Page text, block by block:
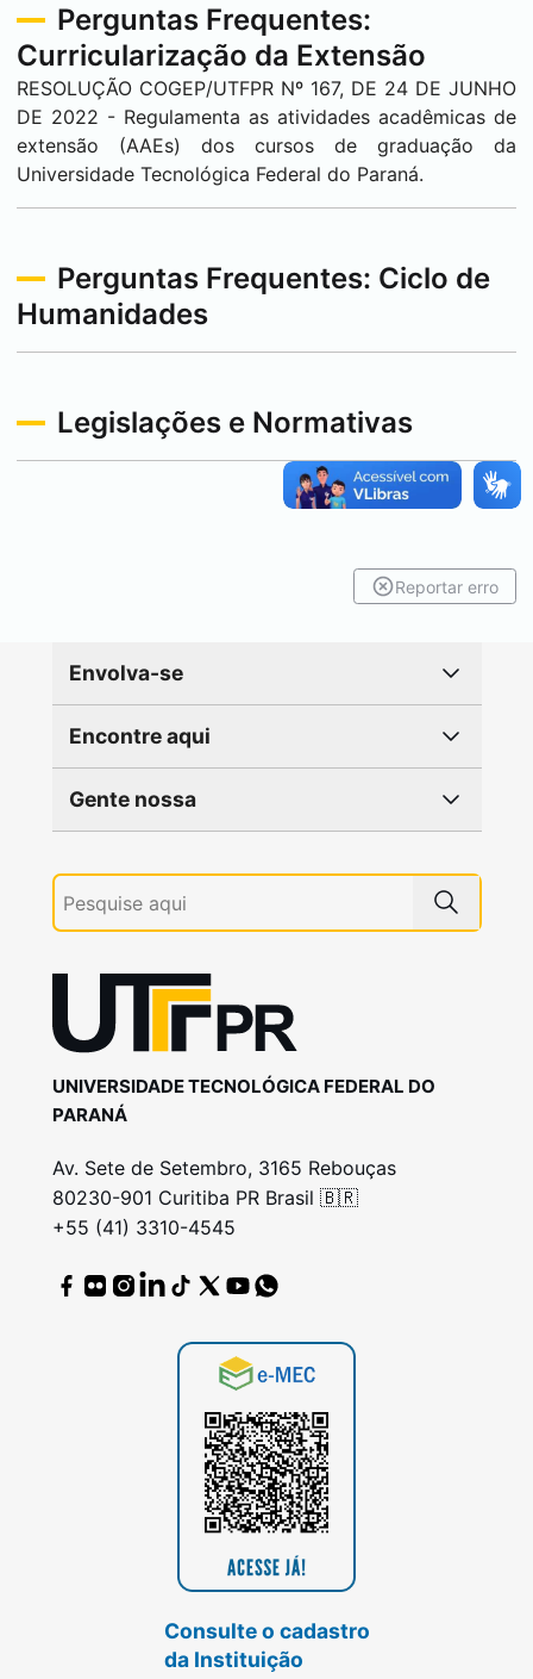
Perguntas Frequentes:
Curricularização da Extensão
RESOLUÇÃO COGEP/UTFPR Nº 167, DE 24 DE JUNHO
DE 2022 - Regulamenta as atividades acadêmicas de
extensão (AAEs) dos cursos de graduação da
Universidade Tecnológica Federal do Paraná.
Perguntas Frequentes: Ciclo de
Humanidades
Legislações e Normativas
Reportar erro
Envolva-se
Encontre aqui
Gente nossa
UNIVERSIDADE TECNOLÓGICA FEDERAL DO
PARANÁ
Av. Sete de Setembro, 3165 Rebouças
80230-901 Curitiba PR Brasil 🇧🇷
+55 (41) 3310-4545
Consulte o cadastro
da Instituição